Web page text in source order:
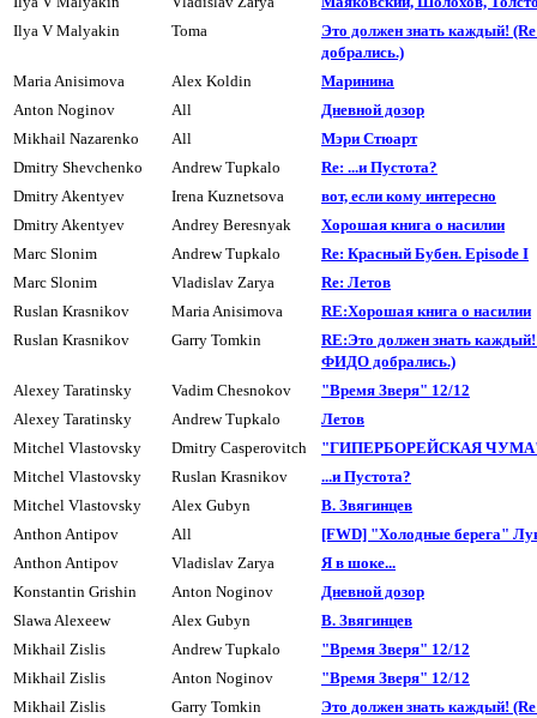
Ilya V Malyakin
Toma
Это должен знать каждый!
добpались.)
Maria Anisimova
Alex Koldin
Маpинина
Anton Noginov
All
Дневной дозоp
Mikhail Nazarenko
All
Мэри Стюарт
Dmitry Shevchenko
Andrew Tupkalo
Re: ...и Пyстота?
Dmitry Akentyev
Irena Kuznetsova
вот, если комy интеpесно
Dmitry Akentyev
Andrey Beresnyak
Хоpошая книга о насилии
Marc Slonim
Andrew Tupkalo
Re: Красный Бубен. Episode I
Marc Slonim
Vladislav Zarya
Re: Летов
Ruslan Krasnikov
Maria Anisimova
RE:Хоpошая книга о насилии
Ruslan Krasnikov
Garry Tomkin
RE:Это должен знать
ФИДО добpались.)
Alexey Taratinsky
Vadim Chesnokov
"Вpемя Звеpя" 12/12
Alexey Taratinsky
Andrew Tupkalo
Летов
Mitchel Vlastovsky
Dmitry Casperovitch
"ГИПЕРБОРЕЙСКАЯ ЧУМА"
Mitchel Vlastovsky
Ruslan Krasnikov
...и Пyстота?
Mitchel Vlastovsky
Alex Gubyn
В. Звягинцев
Anthon Antipov
All
[FWD] "Холодные берега"
Anthon Antipov
Vladislav Zarya
Я в шоке...
Konstantin Grishin
Anton Noginov
Дневной дозоp
Slawa Alexeew
Alex Gubyn
В. Звягинцев
Mikhail Zislis
Andrew Tupkalo
"Время Зверя" 12/12
Mikhail Zislis
Anton Noginov
"Время Зверя" 12/12
Mikhail Zislis
Garry Tomkin
Это должен знать каждый!